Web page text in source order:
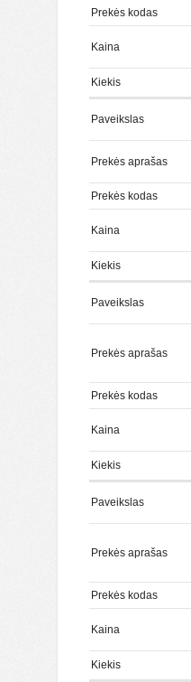
Prekės kodas
Kaina
Kiekis
Paveikslas
Prekės aprašas
Prekės kodas
Kaina
Kiekis
Paveikslas
Prekės aprašas
Prekės kodas
Kaina
Kiekis
Paveikslas
Prekės aprašas
Prekės kodas
Kaina
Kiekis